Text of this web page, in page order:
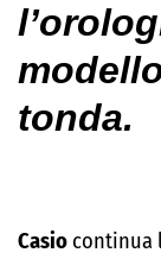
tonda.
Casio continua